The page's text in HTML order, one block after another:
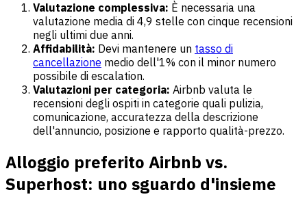
Valutazione complessiva: È necessaria una
valutazione media di 4,9 stelle con cinque recensioni
negli ultimi due anni.
Affidabilità: Devi mantenere un tasso di
cancellazione medio dell'1% con il minor numero
possibile di escalation.
Valutazioni per categoria: Airbnb valuta le
recensioni degli ospiti in categorie quali pulizia,
comunicazione, accuratezza della descrizione
dell'annuncio, posizione e rapporto qualità-prezzo.
Alloggio preferito Airbnb vs.
Superhost: uno sguardo d'insieme